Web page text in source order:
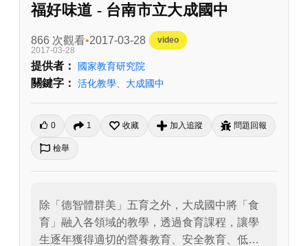
福好味道 - 台南市立大成國中
866 次觀看 2017-03-28
video
2017-03-28
提供者： 國家教育研究院
關鍵字： 活化教學 大成國中
0 1 收藏 加入追蹤 問題回報
檢舉
除「德智體群美」五育之外，大成國中將「食
育」融入各領域的教學，透過食育課程，讓學
生逐年獲得適切的營養教育、安全教育、低碳